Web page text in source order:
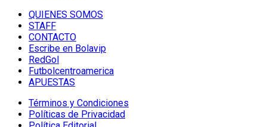
QUIENES SOMOS
STAFF
CONTACTO
Escribe en Bolavip
RedGol
Futbolcentroamerica
APUESTAS
Términos y Condiciones
Políticas de Privacidad